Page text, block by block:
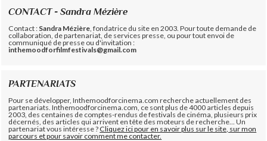
CONTACT - Sandra Mézière
Contact : Sandra Mézière , fondatrice du site en 2003. Pour toute demande de
collaboration, de partenariat, de services presse, ou pour tout envoi de
communiqué de presse ou d'invitation :
inthemoodforfilmfestivals@gmail.com
PARTENARIATS
Pour se développer, Inthemoodforcinema.com recherche actuellement des
partenariats. Inthemoodforcinema.com, ce sont plus de 4000 articles depuis
2003, des centaines de comptes-rendus de festivals de cinéma, plusieurs prix
décernés, des articles qui arrivent en tête des moteurs de recherche... Un
partenariat vous intéresse ?Cliquez ici pour en savoir plus sur le site, sur mon
parcours et pour savoir comment me contacter.